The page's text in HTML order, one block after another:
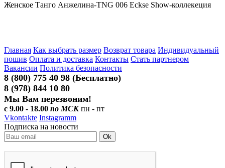
Женское Танго Анжелина-TNG 006 Eckse Show-коллекеция
Главная Как выбрать размер Возврат товара Индивидуальный
пошив Оплата и доставка Контакты Стать партнером
Вакансии Политика безопасности
8 (800) 775 40 98 (Бесплатно)
8 (978) 844 10 80
Мы Вам перезвоним!
с 9.00 - 18.00 по МСКпн - пт
Vkontakte Instagramm
Подписка на новости